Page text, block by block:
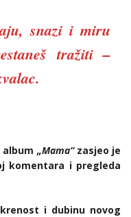
snazi i miru
tražiti –
album „Mama“zasjeo je
komentara i pregleda
i dubinu novog